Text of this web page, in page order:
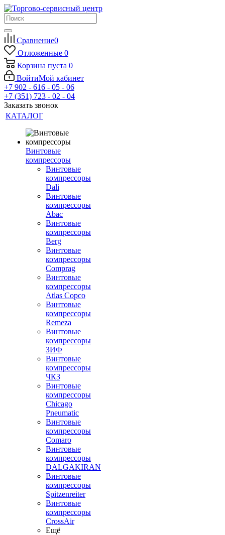
Сравнение0
Отложенные 0
Корзина пуста 0
ВойтиМой кабинет
+7 902 - 616 - 05 - 06
+7 (351) 723 - 02 - 04
Заказать звонок
КАТАЛОГ
Винтовые
компрессоры
Винтовые
компрессоры
Dali
Винтовые
компрессоры
Abac
Винтовые
компрессоры
Berg
Винтовые
компрессоры
Comprag
Винтовые
компрессоры
Atlas Copco
Винтовые
компрессоры
Remeza
Винтовые
компрессоры
ЗИФ
Винтовые
компрессоры
ЧКЗ
Винтовые
компрессоры
Chicago
Pneumatic
Винтовые
компрессоры
Comaro
Винтовые
компрессоры
DALGAKIRAN
Винтовые
компрессоры
Spitzenreiter
Винтовые
компрессоры
CrossAir
Ещё